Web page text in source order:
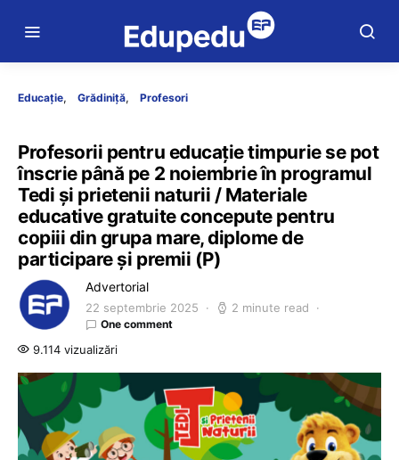
Educație Grădiniță Profesori
Profesorii pentru educație timpurie se pot
înscrie până pe 2 noiembrie în programul
Tedi și prietenii naturii / Materiale
educative gratuite concepute pentru
copiii din grupa mare, diplome de
participare și premii (P)
Advertorial
22 septembrie 2025 2 minute read
One comment
9.114 vizualizări